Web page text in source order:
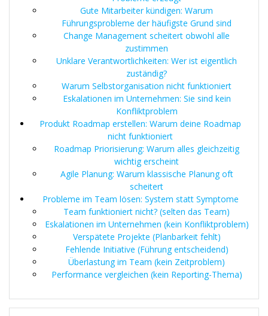
Gute Mitarbeiter kündigen: Warum
Führungsprobleme der häufigste Grund sind
Change Management scheitert obwohl alle
zustimmen
Unklare Verantwortlichkeiten: Wer ist eigentlich
zuständig?
Warum Selbstorganisation nicht funktioniert
Eskalationen im Unternehmen: Sie sind kein
Konfliktproblem
Produkt Roadmap erstellen: Warum deine Roadmap
nicht funktioniert
Roadmap Priorisierung: Warum alles gleichzeitig
wichtig erscheint
Agile Planung: Warum klassische Planung oft
scheitert
Probleme im Team lösen: System statt Symptome
Team funktioniert nicht? (selten das Team)
Eskalationen im Unternehmen (kein Konfliktproblem)
Verspätete Projekte (Planbarkeit fehlt)
Fehlende Initiative (Führung entscheidend)
Überlastung im Team (kein Zeitproblem)
Performance vergleichen (kein Reporting-Thema)